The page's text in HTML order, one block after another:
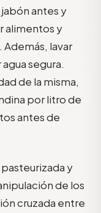
antes y
alimentos y
lavar
segura.
de la misma,
por litro de
antes de
y
de los
cruzada entre